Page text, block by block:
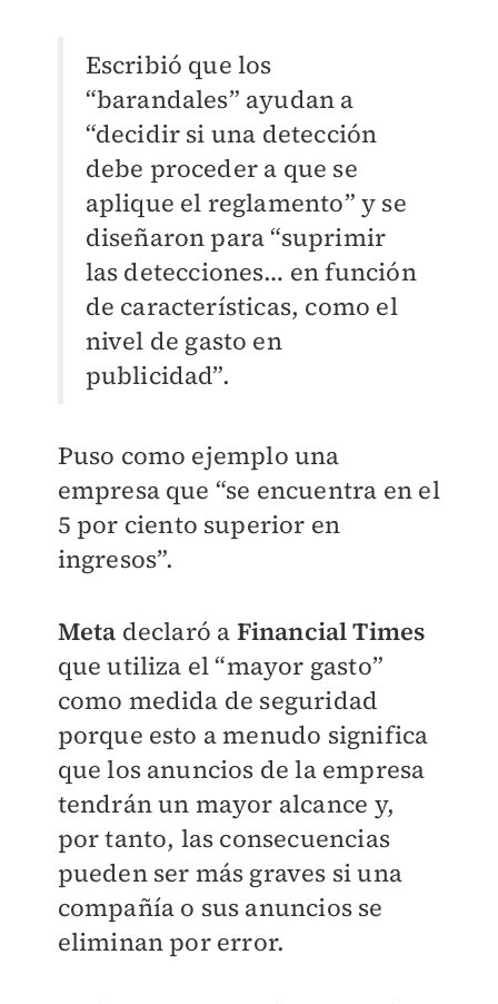
Escribió que los
“barandales” ayudan a
“decidir si una detección
debe proceder a que se
aplique el reglamento” y se
diseñaron para “suprimir
las detecciones… en función
de características, como el
nivel de gasto en
publicidad”.
Puso como ejemplo una
empresa que “se encuentra en el
5 por ciento superior en
ingresos”.
Meta declaró a Financial Times
que utiliza el “mayor gasto”
como medida de seguridad
porque esto a menudo significa
que los anuncios de la empresa
tendrán un mayor alcance y,
por tanto, las consecuencias
pueden ser más graves si una
compañía o sus anuncios se
eliminan por error.